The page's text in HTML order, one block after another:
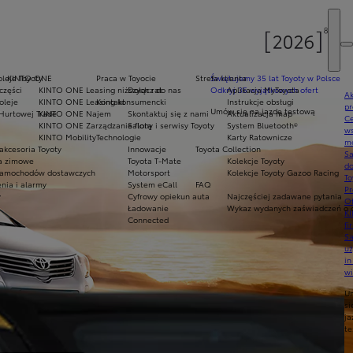
Świętujemy 35 lat Toyoty w Polsce
Odkryj 35 wyjątkowych ofert
Umów się na jazdę testową
Praca w Toyocie
Dołącz do nas
Kontakt
Skontaktuj się z nami
Salony i serwisy Toyoty
Technologie
Innowacje
Toyota T-Mate
Motorsport
System eCall
Cyfrowy opiekun auta
Ładowanie
Connected
KINTO ONE
KINTO ONE Leasing niższych rat
KINTO ONE Leasing konsumencki
KINTO ONE Najem
KINTO ONE Zarządzanie flotą
KINTO Mobility
Toyoty
Trade
Toyoty
zimowe
dostawczych
i alarmy
Strefa klienta
Aplikacja MyToyota
Instrukcje obsługi
Aktualizacja map
System Bluetooth®
Karty Ratownicze
Toyota Collection
Kolekcje Toyoty
Kolekcje Toyoty Gazoo Racing
FAQ
Najczęściej zadawane pytania
Wykaz wydanych zaświadczeń